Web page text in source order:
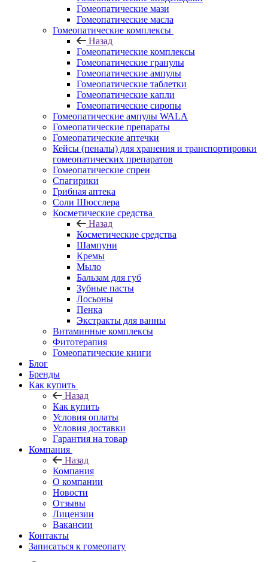
Гомеопатические мази
Гомеопатические масла
Гомеопатические комплексы
Назад
Гомеопатические комплексы
Гомеопатические гранулы
Гомеопатические ампулы
Гомеопатические таблетки
Гомеопатические капли
Гомеопатические сиропы
Гомеопатические ампулы WALA
Гомеопатические препараты
Гомеопатические аптечки
Кейсы (пеналы) для хранения и транспортировки
гомеопатических препаратов
Гомеопатические спреи
Спагирики
Грибная аптека
Соли Шюсслера
Косметические средства
Назад
Косметические средства
Шампуни
Кремы
Мыло
Бальзам для губ
Зубные пасты
Лосьоны
Пенка
Экстракты для ванны
Витаминные комплексы
Фитотерапия
Гомеопатические книги
Блог
Бренды
Как купить
Назад
Как купить
Условия оплаты
Условия доставки
Гарантия на товар
Компания
Назад
Компания
О компании
Новости
Отзывы
Лицензии
Вакансии
Контакты
Записаться к гомеопату